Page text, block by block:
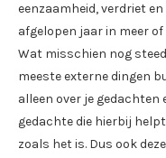
eenzaamheid, verdriet
afgelopen jaar in meer
Wat misschien nog
meeste externe dingen
alleen over je gedachten
gedachte die hierbij
zoals het is. Dus ook